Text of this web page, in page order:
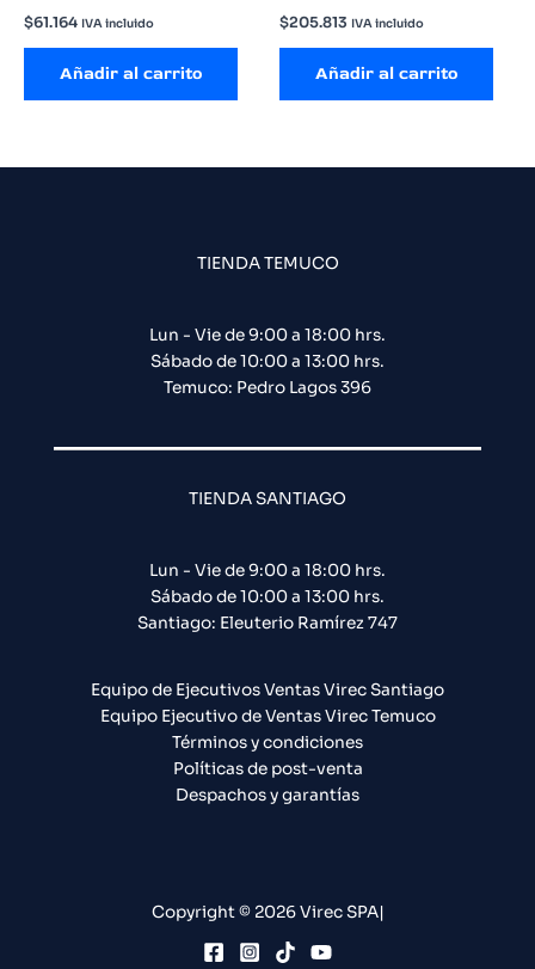
$61.164 IVA incluido
Añadir al carrito
$205.813 IVA incluido
Añadir al carrito
TIENDA TEMUCO
Lun - Vie de 9:00 a 18:00 hrs.
Sábado de 10:00 a 13:00 hrs.
Temuco: Pedro Lagos 396
TIENDA SANTIAGO
Lun - Vie de 9:00 a 18:00 hrs.
Sábado de 10:00 a 13:00 hrs.
Santiago: Eleuterio Ramírez 747​
Equipo de Ejecutivos Ventas Virec Santiago
Equipo Ejecutivo de Ventas Virec Temuco
Términos y condiciones
Políticas de post-venta
Despachos y garantías
Copyright © 2026 Virec SPA|